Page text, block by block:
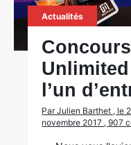
Actualités
l’un
Par Julien Barthet , le
novembre 2017 , 907